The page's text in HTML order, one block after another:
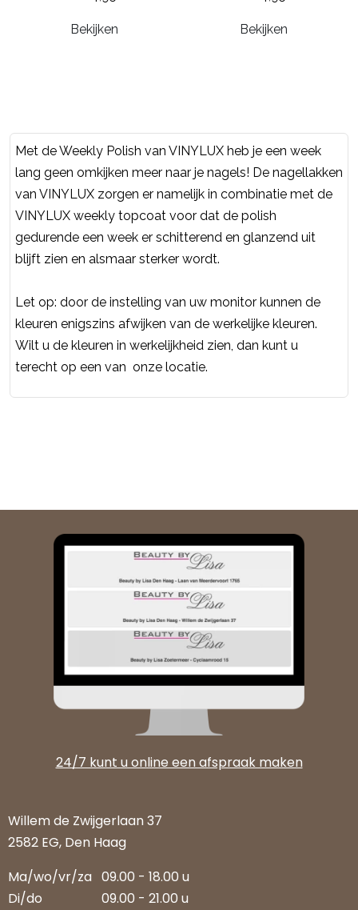
Bekijken Bekijken
Met de Weekly Polish van VINYLUX heb je een week
lang geen omkijken meer naar je nagels! De nagellakken
van VINYLUX zorgen er namelijk in combinatie met de
VINYLUX weekly topcoat voor dat de polish
gedurende een week er schitterend en glanzend uit
blijft zien en alsmaar sterker wordt.
Let op: door de instelling van uw monitor kunnen de
kleuren enigszins afwijken van de werkelijke kleuren.
Wilt u de kleuren in werkelijkheid zien, dan kunt u
terecht op een van onze locatie.
24/7 kunt u online een afspraak maken
Willem de Zwijgerlaan 37
2582 EG, Den Haag
Ma/wo/vr/za 09.00 - 18.00 u
Di/do
09.00 - 21.00 u